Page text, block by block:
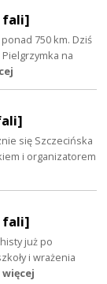
fali]
750 km. Dziś
na
się Szczecińska
i organizatorem
fali]
już po
i wrażenia
więcej